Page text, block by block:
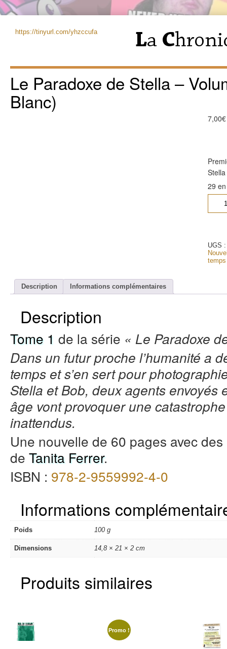
https://tinyurl.com/yhzccufa
Le Paradoxe de Stella –
Blanc)
7,00€
29
Le
-
1
UGS
temps
Description Informations complémentaires
Description
Tome 1 de la série « Le Paradoxe
Dans un futur proche l’humanité a
temps et s’en sert pour
Stella et Bob, deux agents envoyés
âge vont provoquer une
inattendus.
Une nouvelle de 60 pages avec
de Tanita Ferrer.
ISBN : 978-2-9559992-4-0
Informations
Poids 100 g
Dimensions 14,8 × 21 × 2 cm
Produits similaires
Promo !